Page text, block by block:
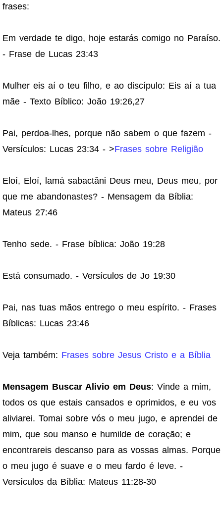
frases:
Em verdade te digo, hoje estarás comigo no Paraíso.
- Frase de Lucas 23:43
Mulher eis aí o teu filho, e ao discípulo: Eis aí a tua
mãe - Texto Bíblico: João 19:26,27
Pai, perdoa-lhes, porque não sabem o que fazem -
Versículos: Lucas 23:34 - >Frases sobre Religião
Eloí, Eloí, lamá sabactâni Deus meu, Deus meu, por
que me abandonastes? - Mensagem da Bíblia:
Mateus 27:46
Tenho sede. - Frase bíblica: João 19:28
Está consumado. - Versículos de Jo 19:30
Pai, nas tuas mãos entrego o meu espírito. - Frases
Bíblicas: Lucas 23:46
Veja também: Frases sobre Jesus Cristo e a Bíblia
Mensagem Buscar Alivio em Deus: Vinde a mim,
todos os que estais cansados e oprimidos, e eu vos
aliviarei. Tomai sobre vós o meu jugo, e aprendei de
mim, que sou manso e humilde de coração; e
encontrareis descanso para as vossas almas. Porque
o meu jugo é suave e o meu fardo é leve. -
Versículos da Bíblia: Mateus 11:28-30